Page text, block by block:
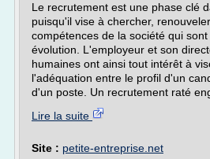
Le recrutement est une phase clé
puisqu'il vise à chercher,
compétences de la société qui
évolution. L'employeur et son
humaines ont ainsi tout intérêt à
l'adéquation entre le profil d'un
d'un poste. Un recrutement raté
Lire la suite
Site : petite-entreprise.net